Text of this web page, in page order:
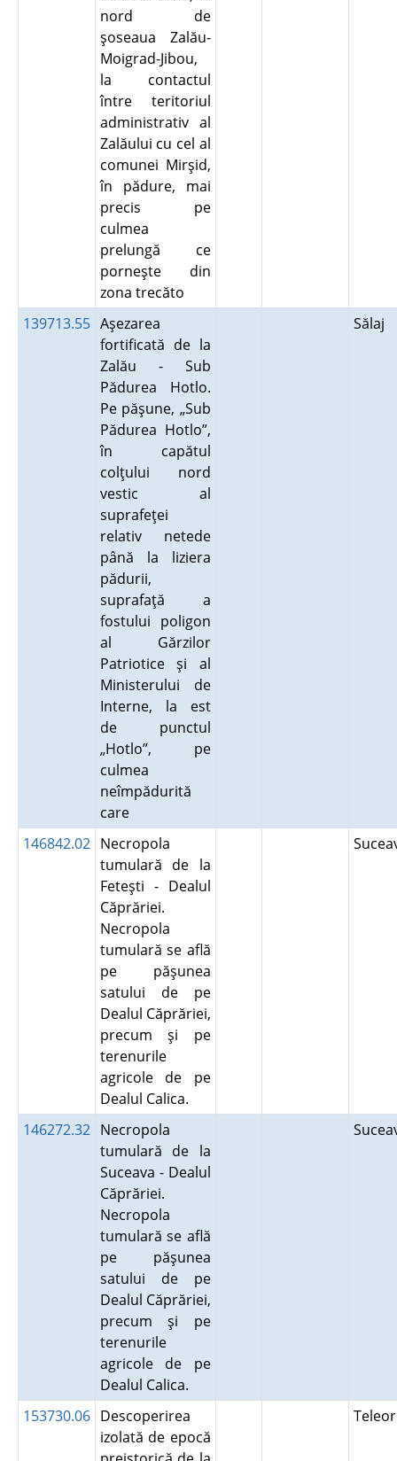
nord de
şoseaua Zalău-
Moigrad-Jibou,
la contactul
între teritoriul
administrativ al
Zalăului cu cel al
comunei Mirşid,
în pădure, mai
precis pe
culmea
prelungă ce
porneşte din
zona trecăto
139713.55 Aşezarea
fortificată de la
Zalău - Sub
Pădurea Hotlo.
Pe păşune, „Sub
Pădurea Hotlo”,
în capătul
colţului nord
vestic al
suprafeţei
relativ netede
până la liziera
pădurii,
suprafaţă a
fostului poligon
al Gărzilor
Patriotice şi al
Ministerului de
Interne, la est
de punctul
„Hotlo”, pe
culmea
neîmpădurită
care
Sălaj
146842.02 Necropola
tumulară de la
Feteşti - Dealul
Căprăriei.
Necropola
tumulară se află
pe păşunea
satului de pe
Dealul Căprăriei,
precum şi pe
terenurile
agricole de pe
Dealul Calica.
146272.32 Necropola
tumulară de la
Suceava - Dealul
Căprăriei.
Necropola
tumulară se află
pe păşunea
satului de pe
Dealul Căprăriei,
precum şi pe
terenurile
agricole de pe
Dealul Calica.
153730.06 Descoperirea
izolată de epocă